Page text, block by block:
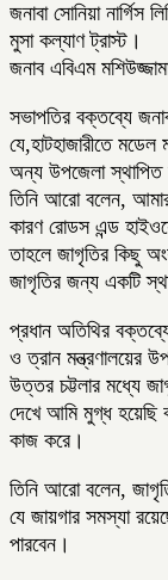
জনাবা সোনিয়া নার্গিস
মুসা কল্যাণ ট্রাস্ট।
জনাব এবিএম
সভাপতির বক্তব্যে
যে,হাটহাজারীতে
অন্য উপজেলা
তিনি আরো বলেন, আমার
কারণ রোডস এন্ড
তাহলে জাগৃতির কিছু
জাগৃতির জন্য একটি
প্রধান অতিথির
ও ত্রান মন্ত্রণালয়ের
উত্তর চট্টলার মধ্যে
দেখে আমি মুগ্ধ হয়েছি
কাজ করে।
তিনি আরো বলেন,
যে জায়গার সমস্যা
পারবেন।